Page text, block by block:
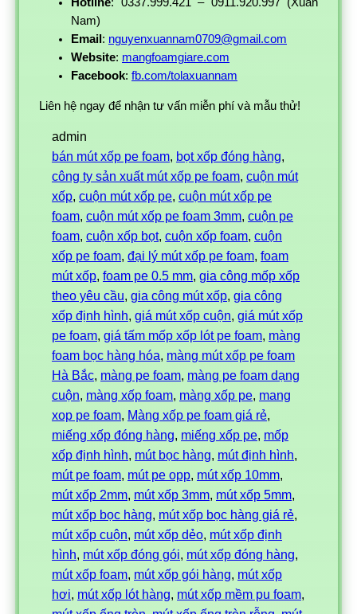
Nam)
Email : nguyenxuannam0709@gmail.com
Website: mangfoamgiare.com
Facebook: fb.com/tolaxuannam
Liên hệ ngay để nhận tư vấn miễn phí và mẫu thử!
admin
bán mút xốp pe foam, bọt xốp đóng hàng
công ty sản xuất mút xốp pe foam, cuộn mút
xốp, cuộn mút xốp pe, cuộn mút xốp pe
foam, cuộn mút xốp pe foam 3mm, cuộn pe
foam, cuộn xốp bọt, cuộn xốp foam, cuộn
xốp pe foam, đại lý mút xốp pe foam, foam
mút xốp, foam pe 0.5 mm, gia công mốp xốp
theo yêu cầu, gia công mút xốp, gia công
xốp định hình, giá mút xốp cuộn, giá mút xốp
pe foam, giá tấm mốp xốp lót pe foam, màng
foam bọc hàng hóa, màng mút xốp pe foam
Hà Bắc, màng pe foam, màng pe foam dạng
cuộn, màng xốp foam, màng xốp pe, mang
xop pe foam, Màng xốp pe foam giá rẻ
miếng xốp đóng hàng, miếng xốp pe, mốp
xốp định hình, mút bọc hàng, mút định hình
mút pe foam, mút pe opp, mút xốp 10mm
mút xốp 2mm, mút xốp 3mm, mút xốp 5mm
mút xốp bọc hàng, mút xốp bọc hàng giá rẻ
mút xốp cuộn, mút xốp dẻo, mút xốp định
hình, mút xốp đóng gói, mút xốp đóng hàng
mút xốp foam, mút xốp gói hàng, mút xốp
hơi, mút xốp lót hàng, mút xốp mềm pu foam